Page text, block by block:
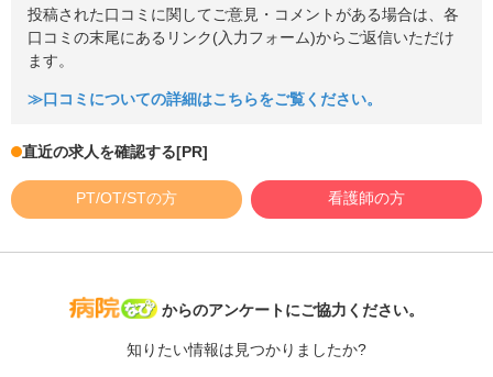
投稿された口コミに関してご意見・コメントがある場合は、各
口コミの末尾にあるリンク(入力フォーム)からご返信いただけ
ます。
≫口コミについての詳細はこちらをご覧ください。
直近の求人を確認する[PR]
PT/OT/STの方 看護師の方
病院なび
からのアンケートにご協力ください。
知りたい情報は見つかりましたか?